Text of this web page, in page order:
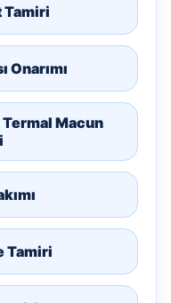
Tamiri
Onarımı
Termal Macun
Tamiri